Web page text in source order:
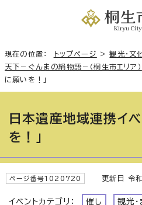
現在の位置： トップページ >観光・文
天下－ぐんまの絹物語－（桐生市エリア）
に願いを！」
日本遺産地域連携イベ
を！」
ページ番号1020720 更新日 令
イベントカテゴリ： 催し 観光・